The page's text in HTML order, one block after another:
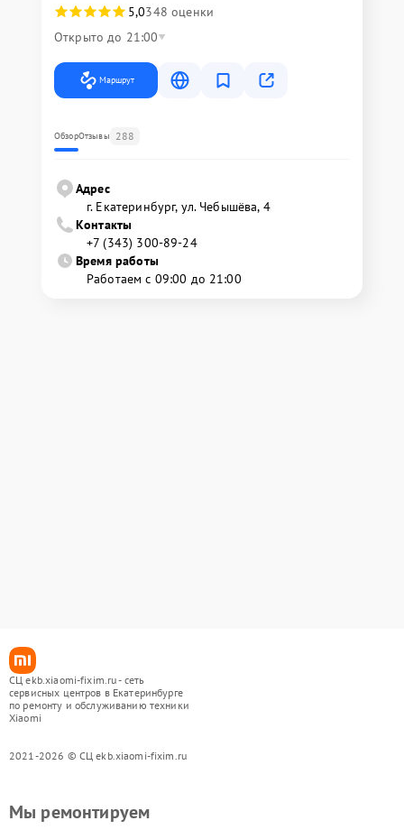
5,0348 оценки
Открыто до 21:00
Маршрут
ОбзорОтзывы 288
Адрес
г. Екатеринбург, ул. Чебышёва, 4
Контакты
+7 (343) 300-89-24
Время работы
Работаем с 09:00 до 21:00
СЦ ekb.xiaomi-fixim.ru - сеть
сервисных центров в Екатеринбурге
по ремонту и обслуживанию техники
Xiaomi
2021-2026 © СЦ ekb.xiaomi-fixim.ru
Мы ремонтируем